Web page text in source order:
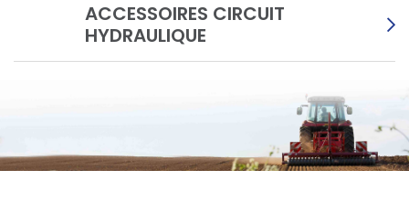
ACCESSOIRES CIRCUIT
HYDRAULIQUE